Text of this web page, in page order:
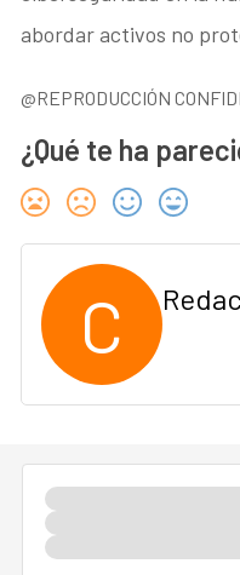
abordar activos no
@REPRODUCCIÓN
¿Qué te ha
C